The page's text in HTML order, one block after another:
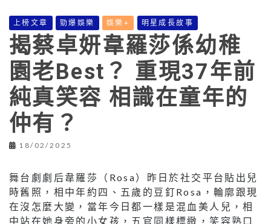
上榜文章 勁爆娛樂 娛樂+ 明星成長故事
揭蔡卓妍韋羅莎係幼稚
園老Best？ 重現37年前
純真笑容 相識在童年的
仲有？
18/02/2025
舞台劇劇后韋羅莎（Rosa）昨日於社交平台貼出兒
時舊照，相中年約四、五歲的豆釘Rosa，輪廓跟現
在沒怎麼大變，當年今日都一樣是混血美人兒，相
中站在她身旁的小女孩，五官同樣標緻，笑容熟口